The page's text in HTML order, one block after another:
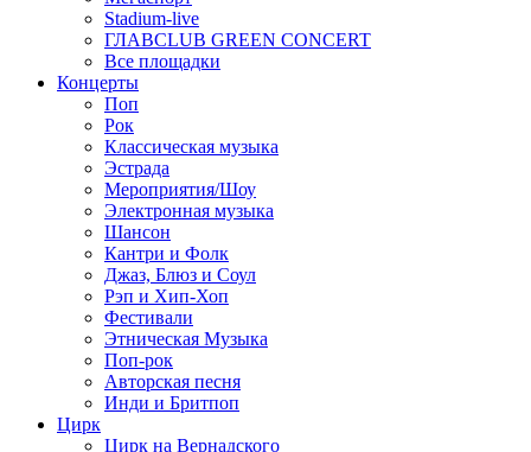
Stadium-live
ГЛАВCLUB GREEN CONCERT
Все площадки
Концерты
Поп
Рок
Классическая музыка
Эстрада
Мероприятия/Шоу
Электронная музыка
Шансон
Кантри и Фолк
Джаз, Блюз и Соул
Рэп и Хип-Хоп
Фестивали
Этническая Музыка
Поп-рок
Авторская песня
Инди и Бритпоп
Цирк
Цирк на Вернадского